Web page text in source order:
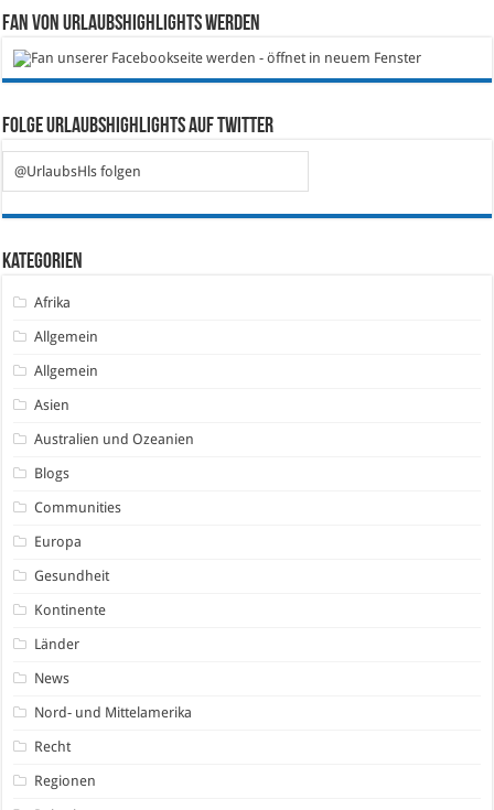
Fan von Urlaubshighlights werden
Folge Urlaubshighlights auf Twitter
@UrlaubsHls folgen
Kategorien
Afrika
Allgemein
Allgemein
Asien
Australien und Ozeanien
Blogs
Communities
Europa
Gesundheit
Kontinente
Länder
News
Nord- und Mittelamerika
Recht
Regionen